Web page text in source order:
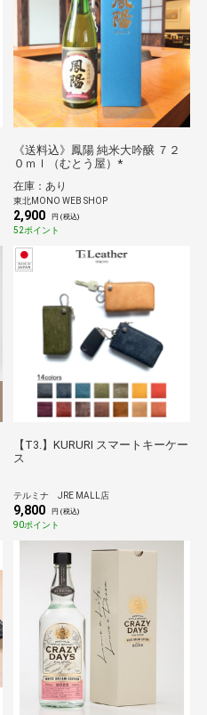
《送料込》鳳陽 純米大吟醸 ７２
０ｍｌ（むとう屋）*
在庫：あり
東北MONO WEB SHOP
2,900 円 (税込)
52ポイント
【T3.】KURURI スマートキーケー
ス
テルミナ JRE MALL店
9,800 円 (税込)
90ポイント